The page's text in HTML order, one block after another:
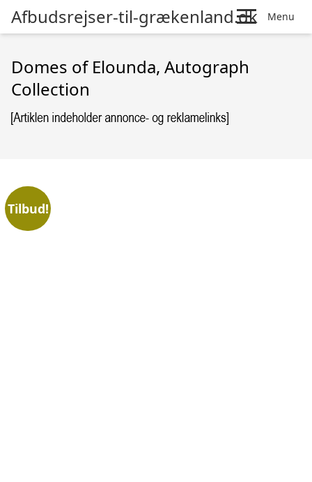
Afbudsrejser-til-grækenland.dk Menu
Domes of Elounda, Autograph
Collection
Tilbud!